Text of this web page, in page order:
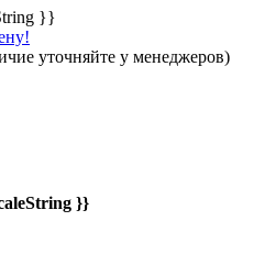
}}
уточняйте у менеджеров)
}}